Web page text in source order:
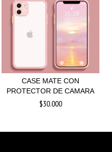
CASE MATE CON
PROTECTOR DE CAMARA
$30.000